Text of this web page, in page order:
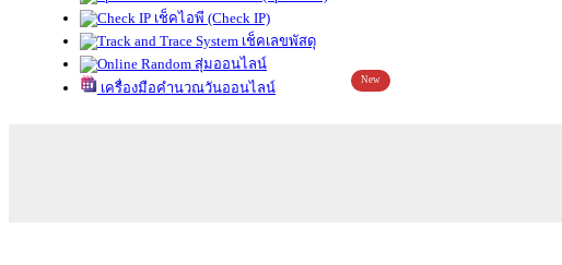
เช็คไอพี (Check IP)
เช็คเลขพัสดุ
สุ่มออนไลน์
เครื่องมือคำนวณวันออนไลน์
New